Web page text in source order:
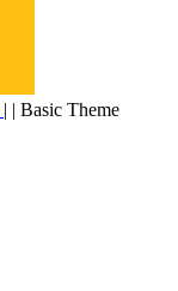
| | Basic Theme